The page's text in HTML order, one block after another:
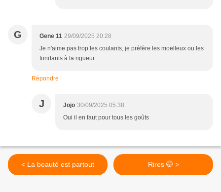
G Gene 11 29/09/2025 20:28
Je n'aime pas trop les coulants, je préfère les moelleux ou les
fondants à la rigueur.
Répondre
J Jojo 30/09/2025 05:38
Oui il en faut pour tous les goûts
< La beauté est partout Rires 🤭 >